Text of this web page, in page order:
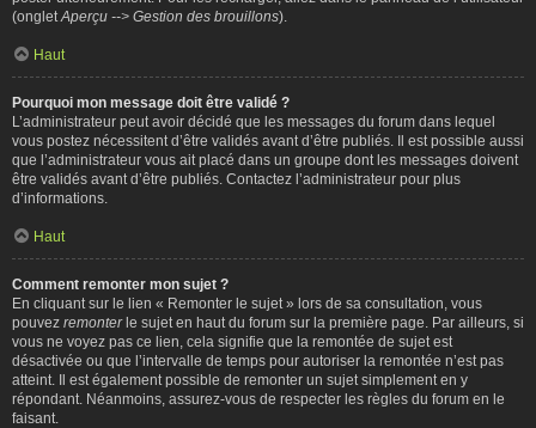
(onglet Aperçu --> Gestion des brouillons).
Haut
Pourquoi mon message doit être validé ?
L’administrateur peut avoir décidé que les messages du forum dans lequel
vous postez nécessitent d’être validés avant d’être publiés. Il est possible aussi
que l’administrateur vous ait placé dans un groupe dont les messages doivent
être validés avant d’être publiés. Contactez l’administrateur pour plus
d’informations.
Haut
Comment remonter mon sujet ?
En cliquant sur le lien « Remonter le sujet » lors de sa consultation, vous
pouvez remonterle sujet en haut du forum sur la première page. Par ailleurs, si
vous ne voyez pas ce lien, cela signifie que la remontée de sujet est
désactivée ou que l’intervalle de temps pour autoriser la remontée n’est pas
atteint. Il est également possible de remonter un sujet simplement en y
répondant. Néanmoins, assurez-vous de respecter les règles du forum en le
faisant.